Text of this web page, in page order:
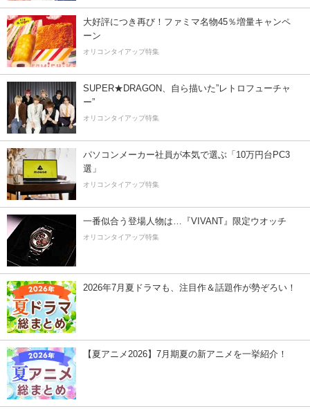
大好評につき再び！ファミマ名物45％増量キャンペ
ーン
オリコンタイアップ特集
SUPER★DRAGON、自ら描いた”レトロフューチャ
ー”
オリコンタイアップ特集
パソコンメーカー社員が本気で選ぶ「10万円台PC3
選」
オリコンタイアップ特集
一番似合う登場人物は…『VIVANT』限定ウオッチ
オリコンタイアップ特集
2026年7月夏ドラマも、注目作＆話題作が勢ぞろい！
【夏アニメ2026】7月期夏の新アニメを一挙紹介！